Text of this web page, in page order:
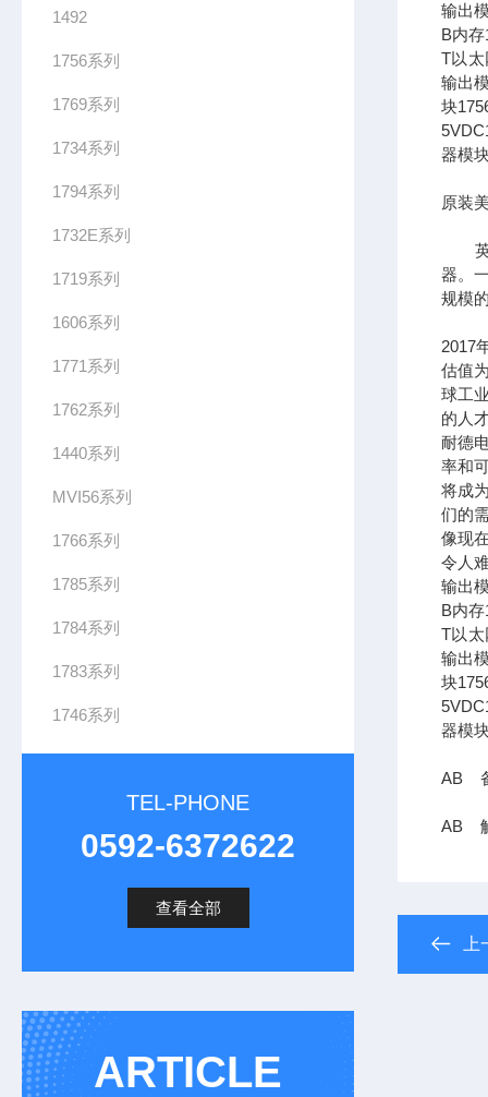
1492
1756系列
1769系列
1734系列
1794系列
1732E系列
1719系列
1606系列
1771系列
1762系列
1440系列
MVI56系列
1766系列
1785系列
1784系列
1783系列
1746系列
TEL-PHONE
0592-6372622
查看全部
ARTICLE
输出
B内
T以太
输出
块
器模
原装
英文
器。
规模
2017
估值
球工
的人
耐德
率和
将成
们的
像现
令人
输出
B内
T以太
输出
块
器模
AB
AB